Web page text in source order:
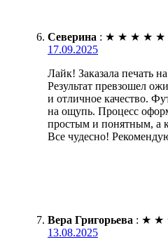
Северина : ★ ★ ★ ★ ★
17.09.2025
Лайк! Заказала печать
Результат превзошел
и отличное качество.
на ощупь. Процесс
простым и понятным, а
Все чудесно!
Вера Григорьева : ★ ★
13.08.2025